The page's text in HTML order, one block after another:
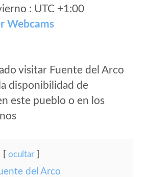
: UTC +1:00
Webcams
visitar Fuente del Arco
disponibilidad de
este pueblo o en los
ocultar
del Arco